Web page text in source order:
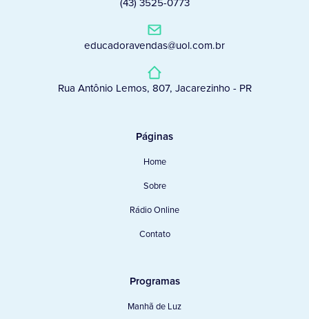
educadoravendas@uol.com.br
Rua Antônio Lemos, 807, Jacarezinho - PR
Páginas
Home
Sobre
Rádio Online
Contato
Programas
Manhã de Luz